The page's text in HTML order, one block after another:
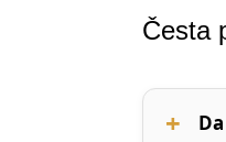
Česta